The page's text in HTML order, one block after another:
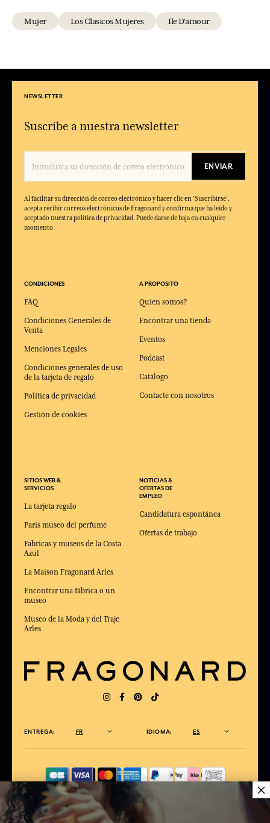
Mujer Los Clasicos Mujeres Ile D'amour
NEWSLETTER
Suscríbe a nuestra newsletter
ENVIAR
Al facilitar su dirección de correo electrónico y hacer clic en 'Suscribirse',
acepta recibir correos electrónicos de Fragonard y confirma que ha leído y
aceptado nuestra política de privacidad. Puede darse de baja en cualquier
momento.
CONDICIONES
FAQ
Condiciones Generales de
Venta
Menciones Legales
Condiciones generales de uso
de la tarjeta de regalo
Política de privacidad
Gestión de cookies
SITIOS WEB &
SERVICIOS
La tarjeta regalo
Paris museo del perfume
Fabricas y museos de la Costa
Azul
La Maison Fragonard Arles
Encontrar una fábrica o un
museo
Museo de la Moda y del Traje
Arles
A PROPOSITO
Quien somos?
Encontrar una tienda
Eventos
Podcast
Catálogo
Contacte con nosotros
NOTICIAS &
OFERTAS DE
EMPLEO
Candidatura espontánea
Ofertas de trabajo
ENTREGA: FR IDIOMA: ES
ELEGIDO MEJOR SITIO DE COMERCIO
en Línea 2025 por la revista Capital
×